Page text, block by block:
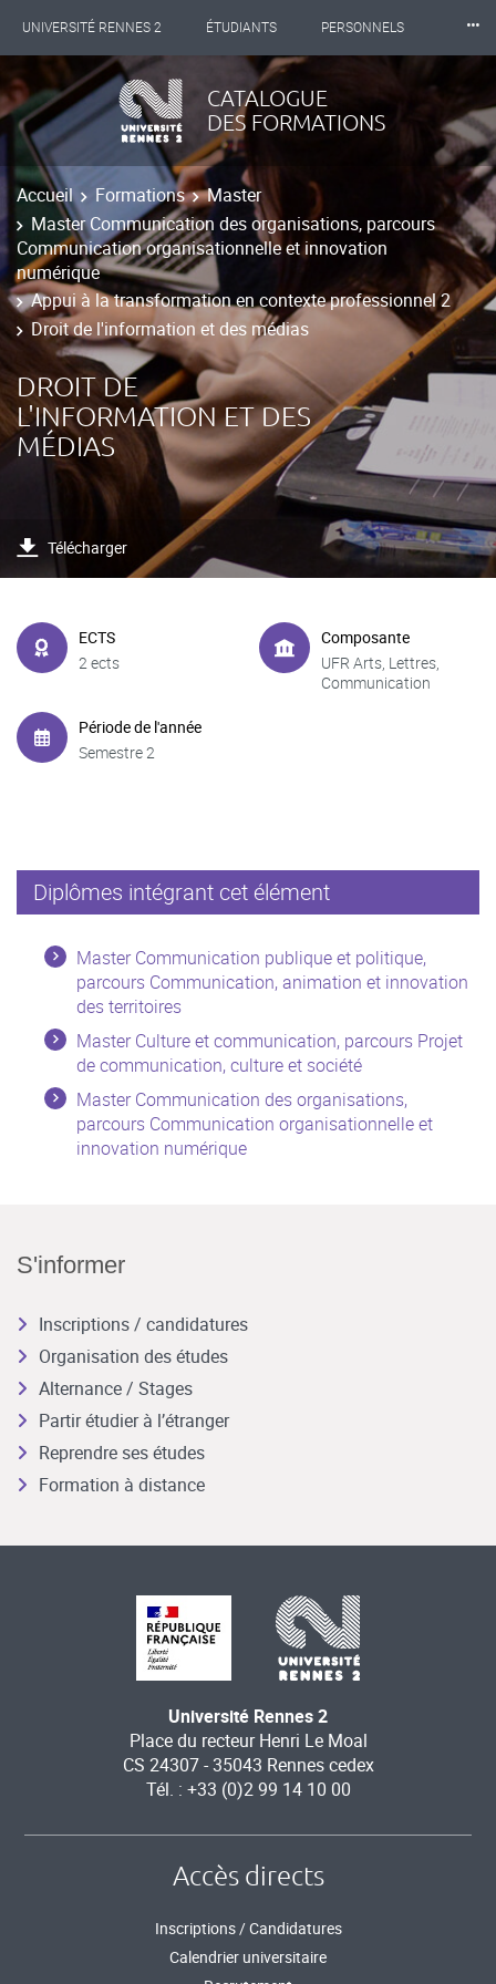
UNIVERSITÉ RENNES 2 ÉTUDIANTS PERSONNELS
INTERNATIONAL PROFESSIONNELS
LES NOUVELLES DE RENNES 2
⸱⸱⸱
CATALOGUE
DES FORMATIONS
Accueil Formations
Master
Master Communication des organisations, parcours
Communication organisationnelle et innovation
numérique
Appui à la transformation en contexte professionnel 2
Droit de l'information et des médias
DROIT DE
L'INFORMATION ET DES
MÉDIAS
Télécharger
ECTS
2 ects
Composante
UFR Arts, Lettres,
Communication
Période de l'année
Semestre 2
Diplômes intégrant cet élément
Master Communication publique et politique,
parcours Communication, animation et innovation
des territoires
Master Culture et communication, parcours Projet
de communication, culture et société
Master Communication des organisations,
parcours Communication organisationnelle et
innovation numérique
S'informer
Inscriptions / candidatures
Organisation des études
Alternance / Stages
Partir étudier à l’étranger
Reprendre ses études
Formation à distance
Université Rennes 2
Place du recteur Henri Le Moal
CS 24307 - 35043 Rennes cedex
Tél. : +33 (0)2 99 14 10 00
Accès directs
Inscriptions / Candidatures
Calendrier universitaire